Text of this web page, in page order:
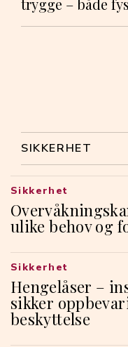
trygge – både
SIKKERHET
ulike behov og
Sikkerhet
Hengelåser –
sikker
beskyttelse
Sikkerhet